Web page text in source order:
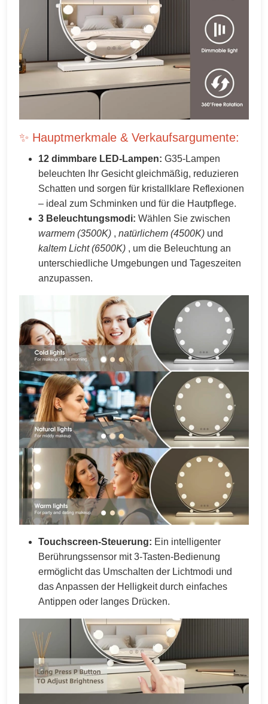
✨ Hauptmerkmale & Verkaufsargumente:
12 dimmbare LED-Lampen: G35-Lampen
beleuchten Ihr Gesicht gleichmäßig, reduzieren
Schatten und sorgen für kristallklare Reflexionen
– ideal zum Schminken und für die Hautpflege.
3 Beleuchtungsmodi: Wählen Sie zwischen
warmem (3500K) , natürlichem (4500K) und
kaltem Licht (6500K) , um die Beleuchtung an
unterschiedliche Umgebungen und Tageszeiten
anzupassen.
Touchscreen-Steuerung: Ein intelligenter
Berührungssensor mit 3-Tasten-Bedienung
ermöglicht das Umschalten der Lichtmodi und
das Anpassen der Helligkeit durch einfaches
Antippen oder langes Drücken.